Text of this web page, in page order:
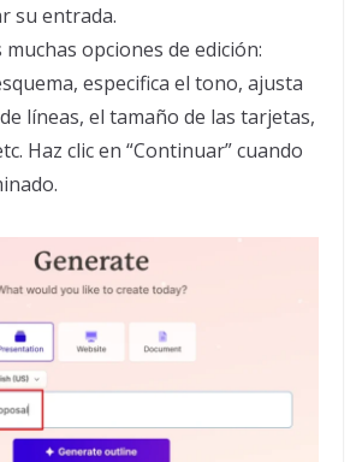
su entrada.
opciones de edición:
especifica el tono, ajusta
líneas, el tamaño de las tarjetas,
Haz clic en “Continuar” cuando